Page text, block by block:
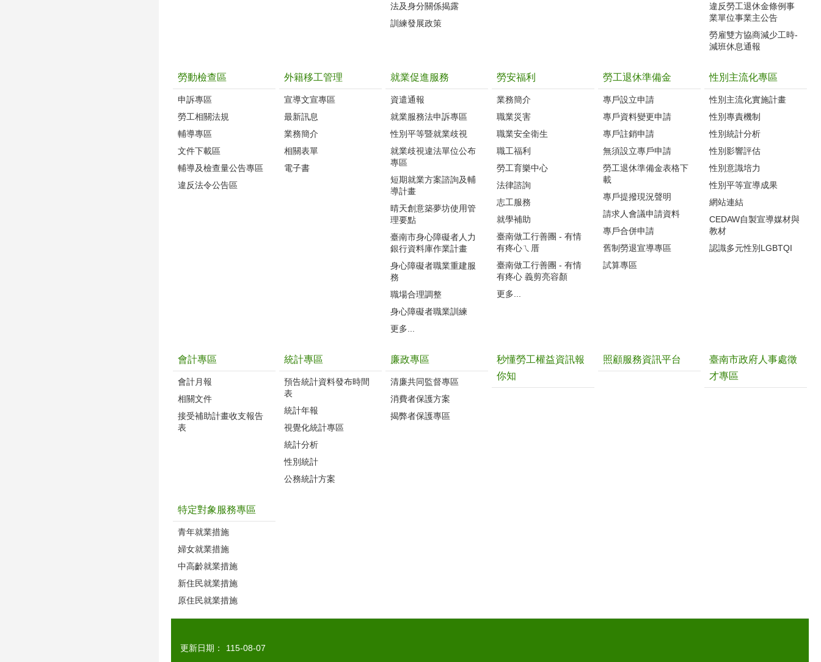
法及身分關係揭露
訓練發展政策
違反勞工退休金條例事
業單位事業主公告
勞雇雙方協商減少工時-
減班休息通報
勞動檢查區
申訴專區
勞工相關法規
輔導專區
文件下載區
輔導及檢查量公告專區
違反法令公告區
外籍移工管理
宣導文宣專區
最新訊息
業務簡介
相關表單
電子書
就業促進服務
資遣通報
就業服務法申訴專區
性別平等暨就業歧視
就業歧視違法單位公布
專區
短期就業方案諮詢及輔
導計畫
晴天創意築夢坊使用管
理要點
臺南市身心障礙者人力
銀行資料庫作業計畫
身心障礙者職業重建服
務
職場合理調整
身心障礙者職業訓練
更多...
勞安福利
業務簡介
職業災害
職業安全衛生
職工福利
勞工育樂中心
法律諮詢
志工服務
就學補助
臺南做工行善團 - 有情
有疼心ㄟ厝
臺南做工行善團 - 有情
有疼心 義剪亮容顏
更多...
勞工退休準備金
專戶設立申請
專戶資料變更申請
專戶註銷申請
無須設立專戶申請
勞工退休準備金表格下
載
專戶提撥現況聲明
請求人會議申請資料
專戶合併申請
舊制勞退宣導專區
試算專區
性別主流化專區
性別主流化實施計畫
性別專責機制
性別統計分析
性別影響評估
性別意識培力
性別平等宣導成果
網站連結
CEDAW自製宣導媒材與
教材
認識多元性別LGBTQI
會計專區
會計月報
相關文件
接受補助計畫收支報告
表
統計專區
預告統計資料發布時間
表
統計年報
視覺化統計專區
統計分析
性別統計
公務統計方案
廉政專區
清廉共同監督專區
消費者保護方案
揭弊者保護專區
秒懂勞工權益資訊報
你知
照顧服務資訊平台
臺南市政府人事處徵
才專區
特定對象服務專區
青年就業措施
婦女就業措施
中高齡就業措施
新住民就業措施
原住民就業措施
更新日期：
115-08-07